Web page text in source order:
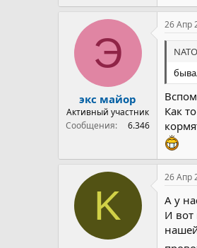
Э
экс майор
Активный участник
Сообщения
6.346
26 Апр
Как
K
26 Апр
А у
И вот